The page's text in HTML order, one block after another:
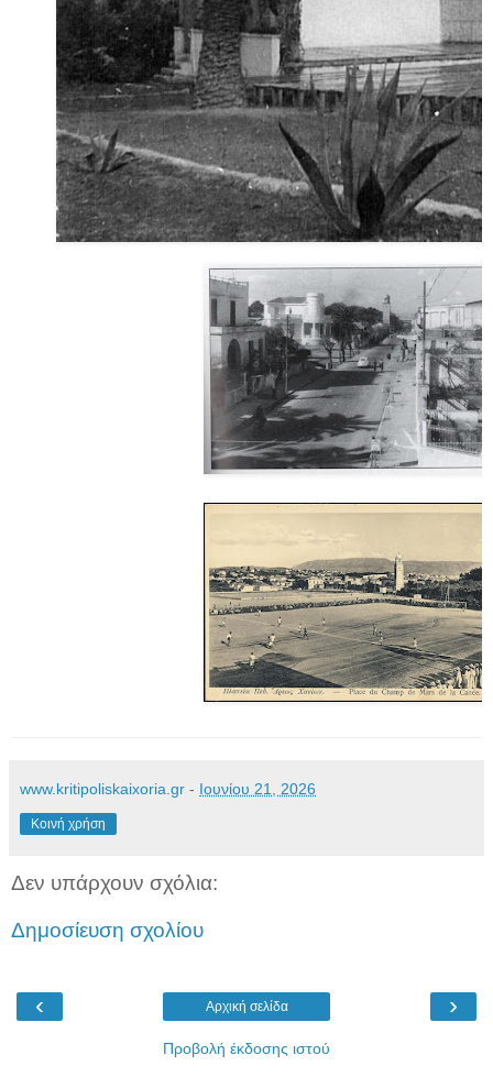
www.kritipoliskaixoria.gr - Ιουνίου 21, 2026
Κοινή χρήση
Δεν υπάρχουν σχόλια:
Δημοσίευση σχολίου
‹ ›
Αρχική σελίδα
Προβολή έκδοσης ιστού